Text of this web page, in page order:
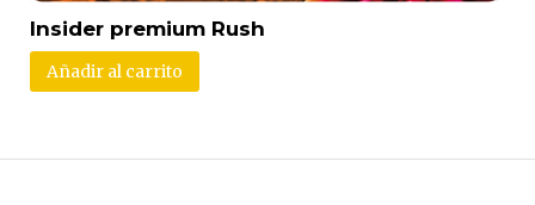
Insider premium Rush
Añadir al carrito